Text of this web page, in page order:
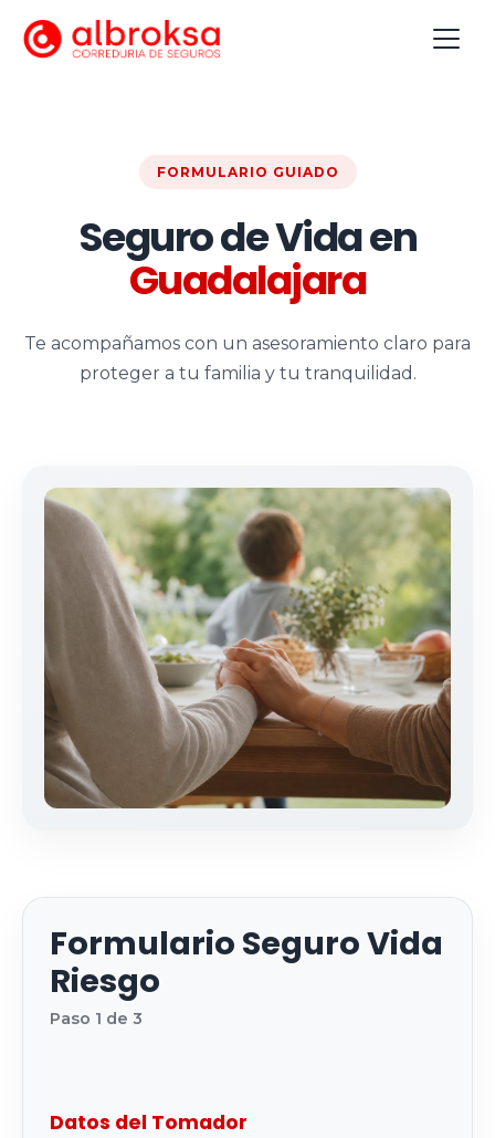
FORMULARIO GUIADO
Seguro de Vida en
Guadalajara
Te acompañamos con un asesoramiento claro para
proteger a tu familia y tu tranquilidad.
Formulario Seguro Vida
Riesgo
Paso 1 de 3
Datos del Tomador